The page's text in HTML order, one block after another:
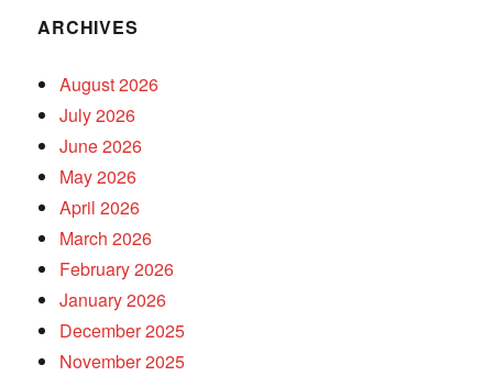
ARCHIVES
August 2026
July 2026
June 2026
May 2026
April 2026
March 2026
February 2026
January 2026
December 2025
November 2025